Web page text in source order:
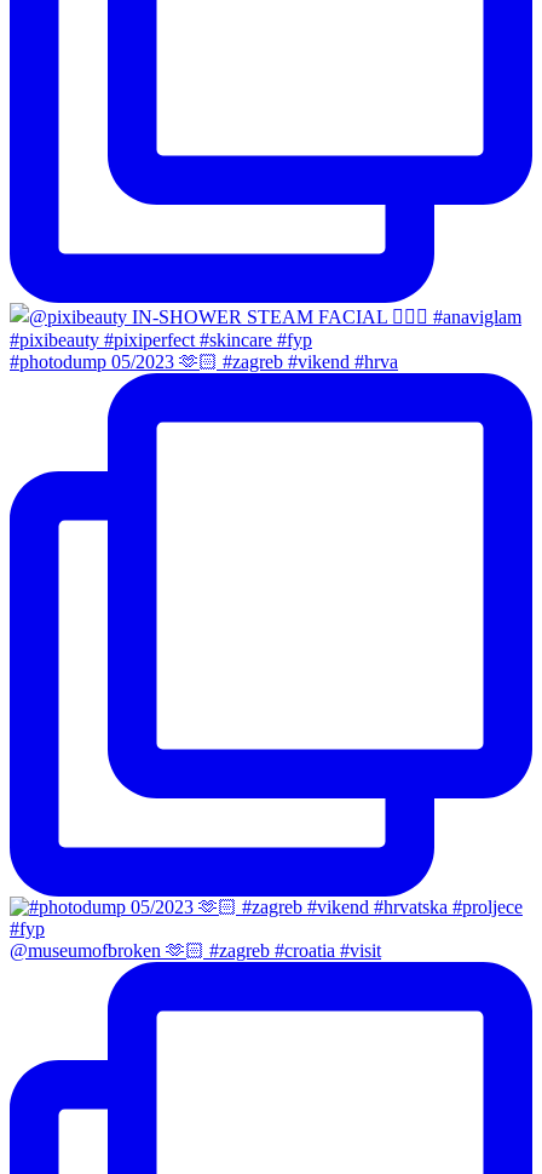
#photodump 05/2023 🫶🏻 #zagreb #vikend #hrva
@museumofbroken 🫶🏻 #zagreb #croatia #visit